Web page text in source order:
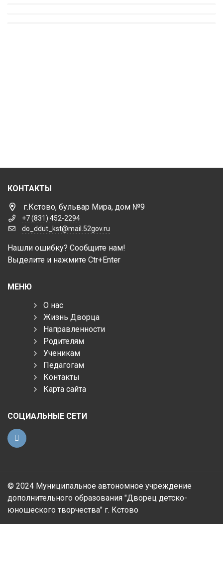
КОНТАКТЫ
г.Кстово, бульвар Мира, дом №9
+7 (831) 452-2294
do_ddut_kst@mail.52gov.ru
Нашли ошибку? Сообщите нам!
Выделите и нажмите Ctr+Enter
МЕНЮ
О нас
Жизнь Дворца
Направленности
Родителям
Ученикам
Педагогам
Контакты
Карта сайта
СОЦИАЛЬНЫЕ СЕТИ
© 2024 Муниципальное автономное учреждение
дополнительного образования "Дворец детско-
юношеского творчества" г. Кстово